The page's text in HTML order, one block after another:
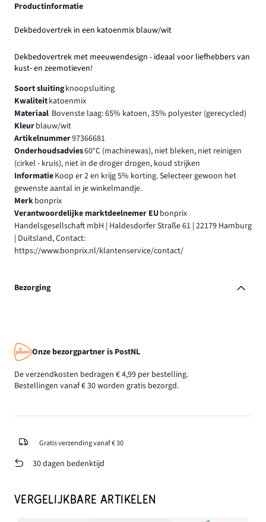
Productinformatie
Dekbedovertrek in een katoenmix blauw/wit
Dekbedovertrek met meeuwendesign - ideaal voor liefhebbers van
kust- en zeemotieven!
Soort sluitingknoopsluiting
Kwaliteitkatoenmix
Materiaal Bovenste laag: 65% katoen, 35% polyester (gerecycled)
Kleurblauw/wit
Artikelnummer97366681
Onderhoudsadvies60°C (machinewas), niet bleken, niet reinigen
(cirkel - kruis), niet in de droger drogen, koud strijken
InformatieKoop er 2 en krijg 5% korting. Selecteer gewoon het
gewenste aantal in je winkelmandje.
Merkbonprix
Verantwoordelijke marktdeelnemer EUbonprix
Handelsgesellschaft mbH | Haldesdorfer Straße 61 | 22179 Hamburg
| Duitsland, Contact:
https://www.bonprix.nl/klantenservice/contact/
Bezorging
Onze bezorgpartner is PostNL
De verzendkosten bedragen € 4,99 per bestelling.
Bestellingen vanaf € 30 worden gratis bezorgd.
Gratis verzending vanaf € 30
30 dagen bedenktijd
VERGELIJKBARE ARTIKELEN